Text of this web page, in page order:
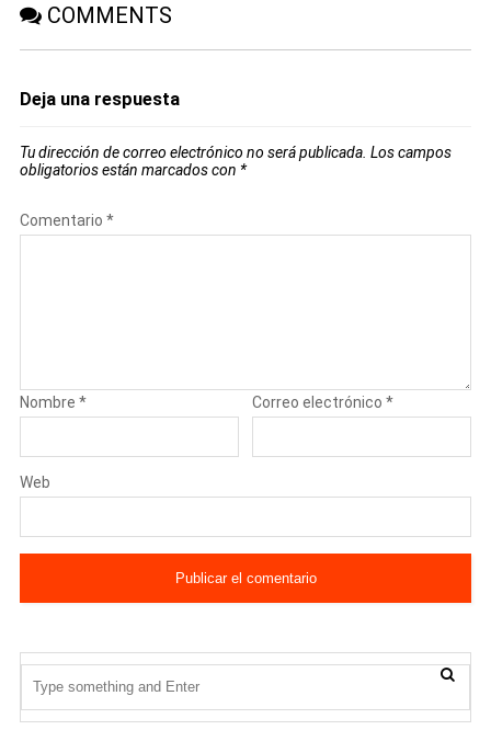
COMMENTS
Deja una respuesta
Tu dirección de correo electrónico no será publicada. Los campos
obligatorios están marcados con *
Comentario *
Nombre * Correo electrónico*
Web